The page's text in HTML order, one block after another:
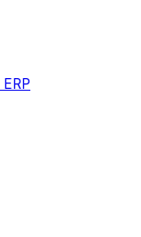
ERP